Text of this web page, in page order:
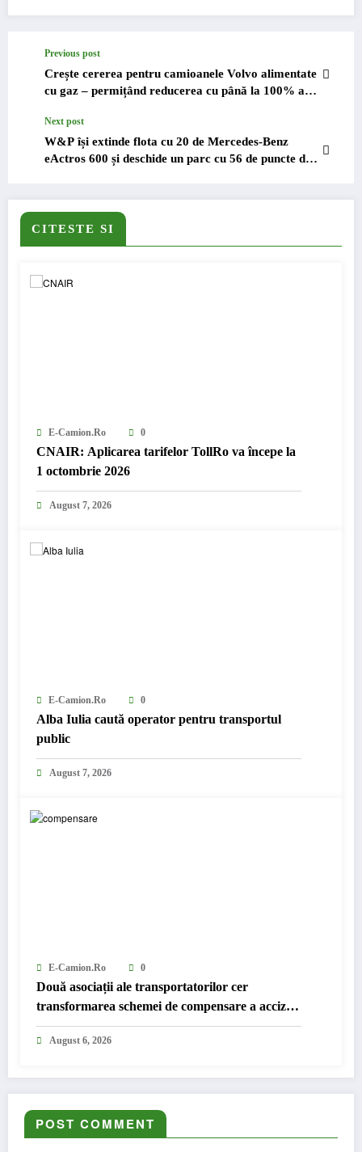
Previous post
Crește cererea pentru camioanele Volvo alimentate
cu gaz – permițând reducerea cu până la 100% a
Next post
W&P își extinde flota cu 20 de Mercedes-Benz
eActros 600 și deschide un parc cu 56 de puncte de
CITESTE SI
E-Camion.ro 0
CNAIR: Aplicarea tarifelor TollRo va începe la
1 octombrie 2026
August 7, 2026
E-Camion.ro 0
Alba Iulia caută operator pentru transportul
public
August 7, 2026
E-Camion.ro 0
Două asociații ale transportatorilor cer
transformarea schemei de compensare a accizei
în mecanism permanent
August 6, 2026
POST COMMENT